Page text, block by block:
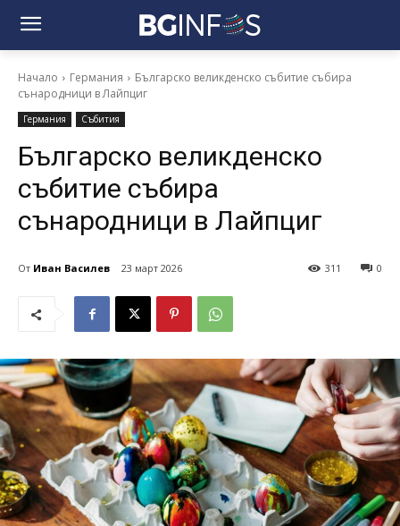
Начало Германия
Българско великденско събитие събира
сънародници в Лайпциг
Германия Събития
Българско великденско
събитие събира
сънародници в Лайпциг
От Иван Василев 23 март 2026 0
311